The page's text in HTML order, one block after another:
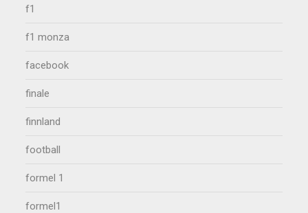
f1
f1 monza
facebook
finale
finnland
football
formel 1
formel1